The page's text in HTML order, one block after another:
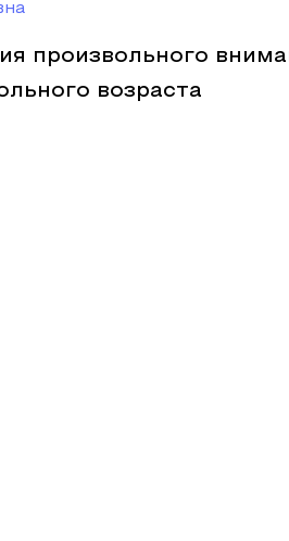
произвольного
возраста